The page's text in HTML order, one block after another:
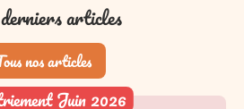
articles
nos articles
Juin 2026